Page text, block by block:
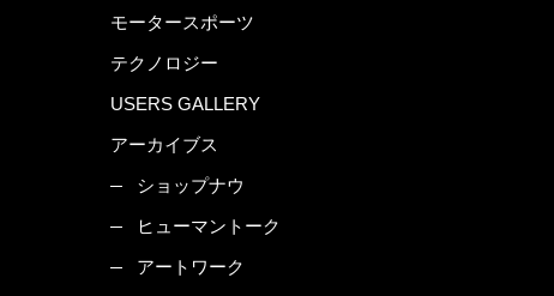
モータースポーツ
テクノロジー
USERS GALLERY
アーカイブス
ショップナウ
ヒューマントーク
アートワーク